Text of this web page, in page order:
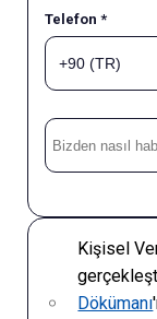
Telefon *
Kişisel
Dökümanı